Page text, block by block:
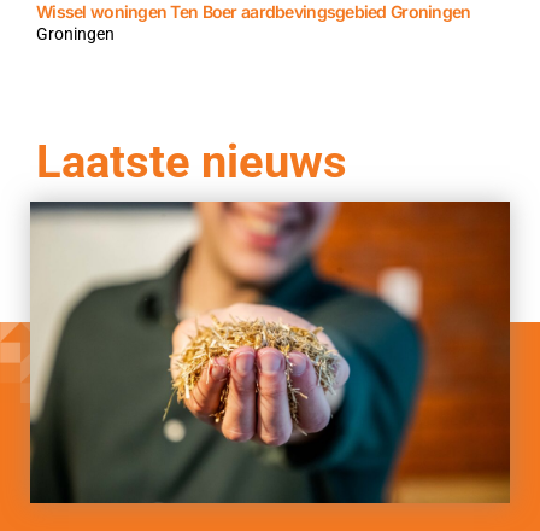
Wissel woningen Ten Boer aardbevingsgebied Groningen
Groningen
Laatste nieuws